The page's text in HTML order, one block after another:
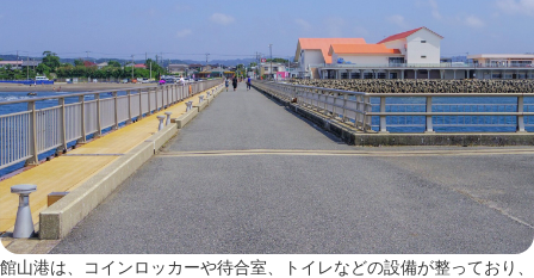
館山港は、コインロッカーや待合室、トイレなどの設備が整っており、